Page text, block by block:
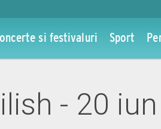
si festivaluri Sport
- 20